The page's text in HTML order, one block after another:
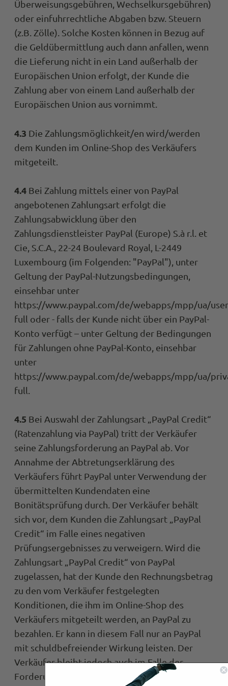
Überweisungsgebühren, Wechselkursgebühren)
oder einfuhrrechtliche Abgaben bzw. Steuern
(z.B. Zölle). Solche Kosten können in Bezug auf
die Geldübermittlung auch dann anfallen, wenn
die Lieferung nicht in ein Land außerhalb der
Europäischen Union erfolgt, der Kunde die
Zahlung aber von einem Land außerhalb der
Europäischen Union aus vornimmt.
4.3 Die Zahlungsmöglichkeit/en wird/werden
dem Kunden im Online-Shop des Verkäufers
mitgeteilt.
4.4 Bei Zahlung mittels einer von PayPal
angebotenen Zahlungsart erfolgt die
Zahlungsabwicklung über den
Zahlungsdienstleister PayPal (Europe) S.à r.l. et
Cie, S.C.A., 22-24 Boulevard Royal, L-2449
Luxembourg (im Folgenden: "PayPal"), unter
Geltung der PayPal-Nutzungsbedingungen,
einsehbar unter
https://www.paypal.com/de/webapps/mpp/ua/
full oder - falls der Kunde nicht über ein PayPal-
Konto verfügt – unter Geltung der Bedingungen
für Zahlungen ohne PayPal-Konto, einsehbar
unter
https://www.paypal.com/de/webapps/mpp/ua/
full.
4.5 Bei Auswahl der Zahlungsart „PayPal Credit“
(Ratenzahlung via PayPal) tritt der Verkäufer
seine Zahlungsforderung an PayPal ab. Vor
Annahme der Abtretungserklärung des
Verkäufers führt PayPal unter Verwendung der
übermittelten Kundendaten eine
Bonitätsprüfung durch. Der Verkäufer behält
sich vor, dem Kunden die Zahlungsart „PayPal
Credit“ im Falle eines negativen
Prüfungsergebnisses zu verweigern. Wird die
Zahlungsart „PayPal Credit“ von PayPal
zugelassen, hat der Kunde den Rechnungsbetrag
zu den vom Verkäufer festgelegten
Konditionen, die ihm im Online-Shop des
Verkäufers mitgeteilt werden, an PayPal zu
bezahlen. Er kann in diesem Fall nur an PayPal
mit schuldbefreiender Wirkung leisten. Der
Verkäufer bleibt jedoch auch im Falle der
Forderungsabtretung zuständig für allgemeine
4,9Rating 933Bewertungen